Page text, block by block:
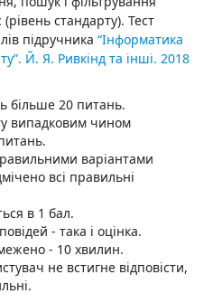
стандарту). Тест
підручника “Інформатика
Й. Я. Ривкінд та інші. 2018
більше 20 питань.
випадковим чином
варіантами
всі правильні
в 1 бал.
- така і оцінка.
- 10 хвилин.
не встигне відповісти,